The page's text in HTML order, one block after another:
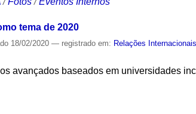
tema de 2020
18/02/2020— registrado em: Relações Internacionais
avançados baseados em universidades